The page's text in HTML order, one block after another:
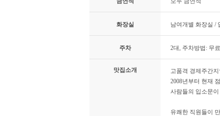
화장실 남여개별 화장실 /
주차 2대, 주차방법: 무
맛집소개
고품격 경제주간
2008년부터 현재
사람들의 입소문
유쾌한 직원들이